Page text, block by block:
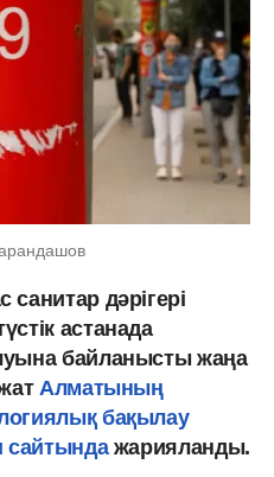
дәрігері
астанада
байланысты жаңа
Алматының
бақылау
сайтындажарияланды.